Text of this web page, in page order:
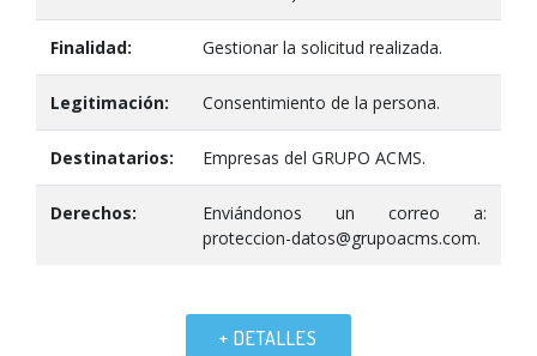
Finalidad: Gestionar la solicitud realizada.
Legitimación: Consentimiento de la persona.
Destinatarios: Empresas del GRUPO ACMS.
Derechos:
Enviándonos un correo a:
proteccion-datos@grupoacms.com.
+ DETALLES